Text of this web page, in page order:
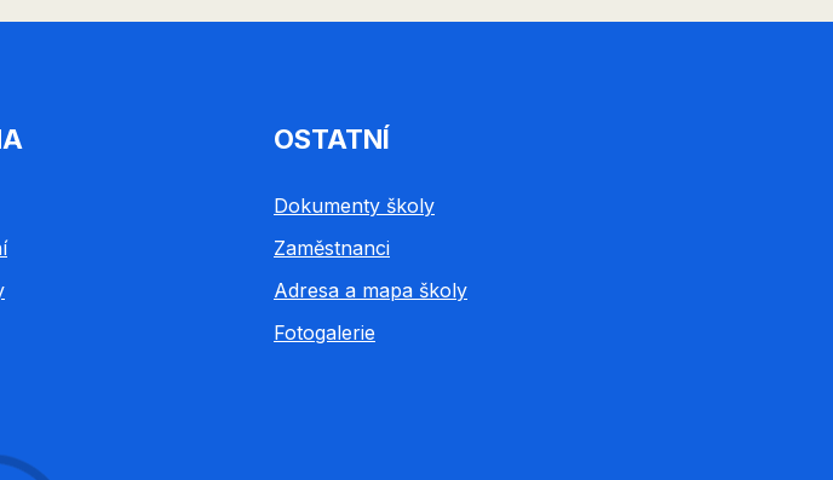
OSTATNÍ
Dokumenty školy
Zaměstnanci
Adresa a mapa školy
Fotogalerie